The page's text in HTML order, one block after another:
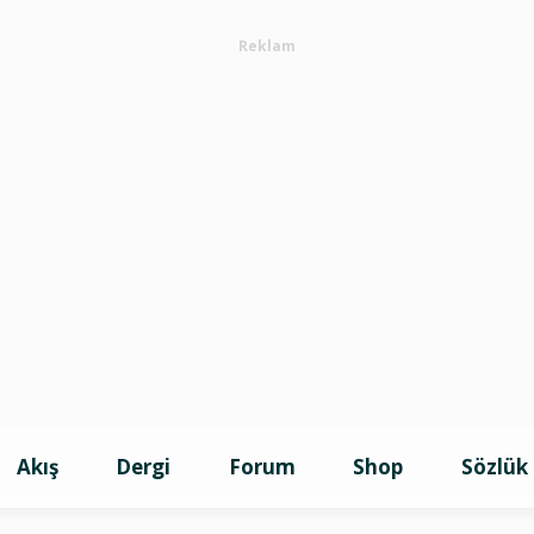
Reklam
Akış Dergi Forum Shop Sözlük